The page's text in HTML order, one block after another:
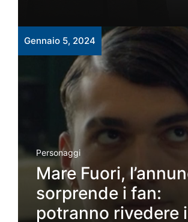
Gennaio 5, 2024
Personaggi
Mare Fuori,
sorprende i fan:
potranno rivedere i